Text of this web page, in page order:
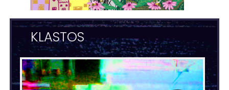
KLASTOS